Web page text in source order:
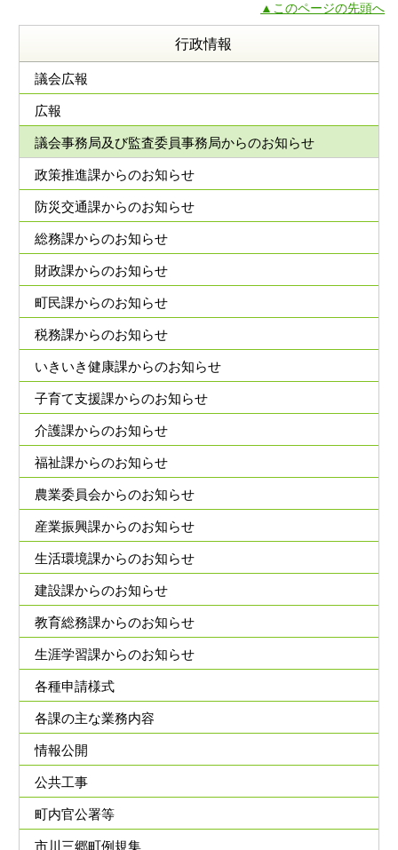
▲このページの先頭へ
行政情報
議会広報
広報
議会事務局及び監査委員事務局からのお知らせ
政策推進課からのお知らせ
防災交通課からのお知らせ
総務課からのお知らせ
財政課からのお知らせ
町民課からのお知らせ
税務課からのお知らせ
いきいき健康課からのお知らせ
子育て支援課からのお知らせ
介護課からのお知らせ
福祉課からのお知らせ
農業委員会からのお知らせ
産業振興課からのお知らせ
生活環境課からのお知らせ
建設課からのお知らせ
教育総務課からのお知らせ
生涯学習課からのお知らせ
各種申請様式
各課の主な業務内容
情報公開
公共工事
町内官公署等
市川三郷町例規集